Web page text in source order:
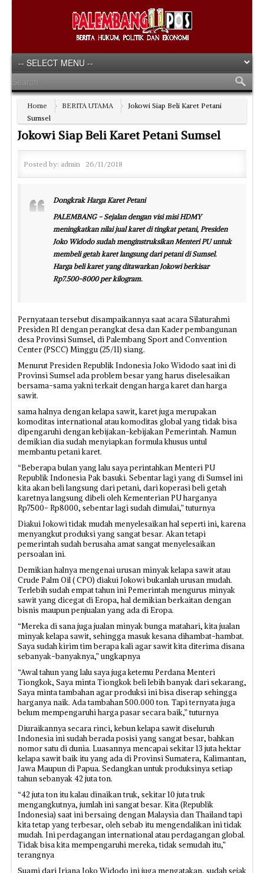
Home BERITA UTAMA
Jokowi Siap Beli Karet Petani
Sumsel
Jokowi Siap Beli Karet Petani Sumsel
Posted by: admin 26/11/2018
Dongkrak Harga Karet Petani
PALEMBANG - Sejalan dengan visi misi HDMY
meningkatkan nilai jual karet di tingkat petani, Presiden
Joko Widodo sudah menginstruksikan Menteri PU untuk
membeli getah karet langsung dari petani di Sumsel.
Harga beli karet yang ditawarkan Jokowi berkisar
Rp7.500-8000 per kilogram.
Pernyataan tersebut disampaikannya saat acara Silaturahmi
Presiden RI dengan perangkat desa dan Kader pembangunan
desa Provinsi Sumsel, di Palembang Sport and Convention
Center (PSCC) Minggu (25/11) siang.
Menurut Presiden Republik Indonesia Joko Widodo saat ini di
Provinsi Sumsel ada problem besar yang harus diselesaikan
bersama-sama yakni terkait dengan harga karet dan harga
sawit.
sama halnya dengan kelapa sawit, karet juga merupakan
komoditas international atau komoditas global yang tidak bisa
dipengaruhi dengan kebijakan-kebijakan Pemerintah. Namun
demikian dia sudah menyiapkan formula khusus untul
membantu petani karet.
“Beberapa bulan yang lalu saya perintahkan Menteri PU
Republik Indonesia Pak basuki. Sebentar lagi yang di Sumsel ini
kita akan beli langsung dari petani, dari koperasi beli getah
karetnya langsung dibeli oleh Kementerian PU harganya
Rp7500- Rp8000, sebentar lagi sudah dimulai,” tuturnya
Diakui Jokowi tidak mudah menyelesaikan hal seperti ini, karena
menyangkut produksi yang sangat besar. Akan tetapi
pemerintah sudah berusaha amat sangat menyelesaikan
persoalan ini.
Demikian halnya mengenai urusan minyak kelapa sawit atau
Crude Palm Oil ( CPO) diakui Jokowi bukanlah urusan mudah.
Terlebih sudah empat tahun ini Pemerintah mengurus minyak
sawit yang dicegat di Eropa, hal demikian berkaitan dengan
bisnis maupun penjualan yang ada di Eropa.
“Mereka di sana juga jualan minyak bunga matahari, kita jualan
minyak kelapa sawit, sehingga masuk kesana dihambat-hambat.
Saya sudah kirim tim berapa kali agar sawit kita diterima disana
sebanyak-banyaknya,” ungkapnya
“Awal tahun yang lalu saya juga ketemu Perdana Menteri
Tiongkok, Saya minta Tiongkok beli lebih banyak dari sekarang,
Saya minta tambahan agar produksi ini bisa diserap sehingga
harganya naik. Ada tambahan 500.000 ton. Tapi ternyata juga
belum mempengaruhi harga pasar secara baik,” tuturnya
Diuraikannya secara rinci, kebun kelapa sawit diseluruh
Indonesia ini sudah berada posisi yang sangat besar, bahkan
nomor satu di dunia. Luasannya mencapai sekitar 13 juta hektar
kelapa sawit baik itu yang ada di Provinsi Sumatera, Kalimantan,
Jawa Maupun di Papua. Sedangkan untuk produksinya setiap
tahun sebanyak 42 juta ton.
“42 juta ton itu kalau dinaikan truk, sekitar 10 juta truk
mengangkutnya, jumlah ini sangat besar. Kita (Republik
Indonesia) saat ini bersaing dengan Malaysia dan Thailand tapi
kita tetap yang terbesar, oleh sebab itu mengendalikan ini tidak
mudah. Ini perdagangan international atau perdagangan global.
Tidak bisa kita mempengaruhi mereka, tidak semudah itu,”
terangnya
Suami dari Iriana Joko Widodo ini juga mengatakan, sudah sejak